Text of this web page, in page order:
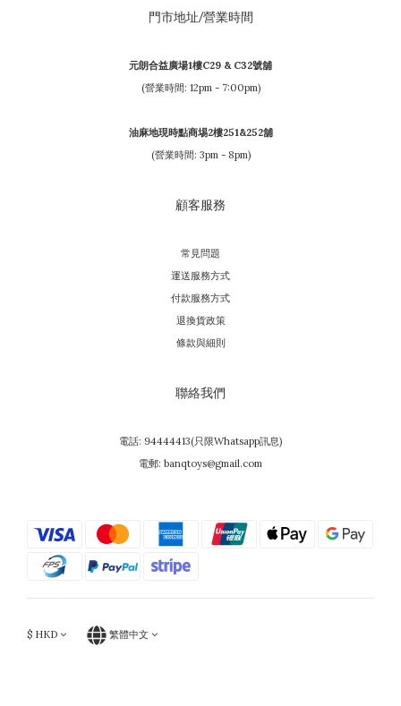
門市地址/營業時間
元朗合益廣場1樓C29 & C32號舖
(營業時間: 12pm - 7:00pm)
油麻地現時點商埸2樓251&252舖
(營業時間: 3pm - 8pm)
顧客服務
常見問題
運送服務方式
付款服務方式
退換貨政策
條款與細則
聯絡我們
電話: 94444413(只限Whatsapp訊息)
電郵: banqtoys@gmail.com
$ HKD 繁體中文